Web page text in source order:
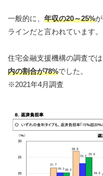
一般的に、 年収の20～25%
ラインだと言われています。
住宅金融支援機構の調査で
内の割合が78%でした。
※2021年4月調査